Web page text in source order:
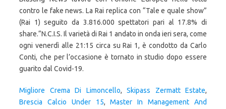
Migliore Crema Di Limoncello, Skipass Zermatt Estate,
Brescia Calcio Under 15,Master In Management And